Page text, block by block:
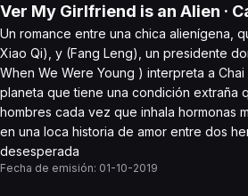
Ver My Girlfriend is an Alien ·
Un romance entre una chica alienígena,
Xiao Qi), y (Fang Leng), un presidente
When We Were Young ) interpreta a
planeta que tiene una condición extraña
hombres cada vez que inhala hormonas
en una loca historia de amor entre dos
desesperada
Fecha de emisión: 01-10-2019